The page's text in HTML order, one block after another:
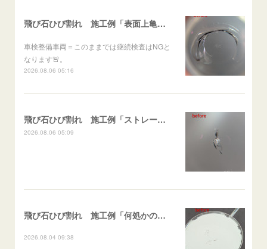
飛び石ひび割れ 施工例「表面上亀裂・ダメージクラック」ステラ
車検整備車両＝このままでは継続検査はNGと
なります🚨。
2026.08.06 05:16
飛び石ひび割れ 施工例「ストレート系パーシャル」ポルテ
2026.08.06 05:09
飛び石ひび割れ 施工例「何処かの施工歴再修復（ヒビ伸び先）及び小さなひび割れ」スイフト
2026.08.04 09:38